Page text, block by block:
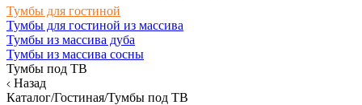
Тумбы для гостиной
Тумбы для гостиной из массива
Тумбы из массива дуба
Тумбы из массива сосны
Тумбы под ТВ
Назад
Каталог/Гостиная/Тумбы под ТВ